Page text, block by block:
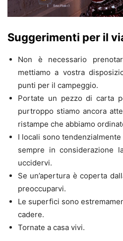
Suggerimenti per il
Non è necessario
mettiamo a vostra
punti per il campeggio.
Portate un pezzo di carta
purtroppo stiamo ancora
ristampe che abbiamo
I locali sono
sempre in considerazione
uccidervi.
Se un’apertura è coperta
preoccuparvi.
Le superfici sono
cadere.
Tornate a casa vivi.